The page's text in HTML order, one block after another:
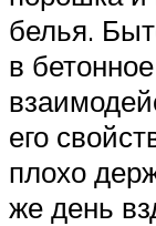
белья.
в
его
плохо
же день